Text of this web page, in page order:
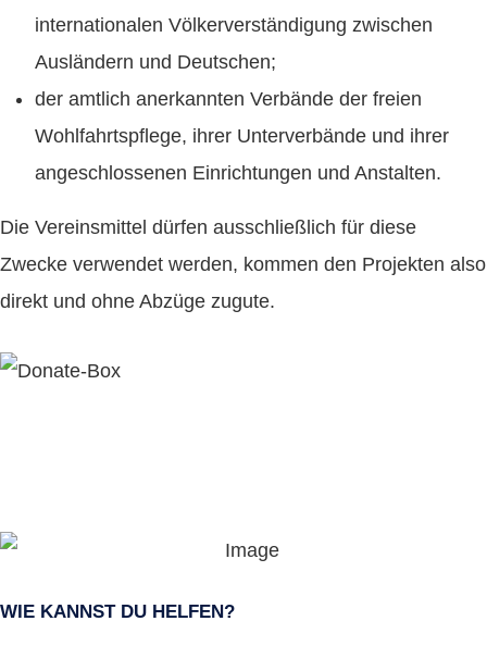
internationalen Völkerverständigung zwischen
Ausländern und Deutschen;
der amtlich anerkannten Verbände der freien
Wohlfahrtspflege, ihrer Unterverbände und ihrer
angeschlossenen Einrichtungen und Anstalten.
Die Vereinsmittel dürfen ausschließlich für diese
Zwecke verwendet werden, kommen den Projekten also
direkt und ohne Abzüge zugute.
WIE KANNST DU HELFEN?